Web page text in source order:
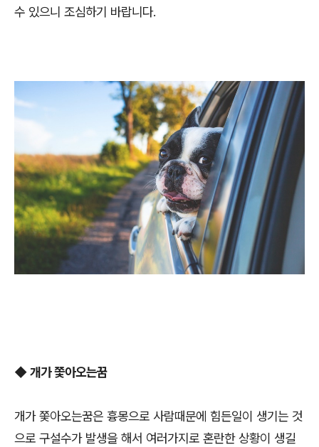
수 있으니 조심하기 바랍니다.
◆개가 쫓아오는꿈
개가 쫓아오는꿈은 흉몽으로 사람때문에 힘든일이 생기는 것
으로 구설수가 발생을 해서 여러가지로 혼란한 상황이 생길